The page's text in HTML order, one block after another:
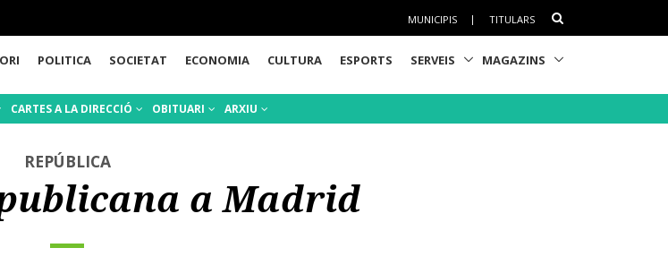
MUNICIPIS | TITULARS
POLITICA SOCIETAT ECONOMIA CULTURA ESPORTS SERVEIS MAGAZINS
CARTES A LA DIRECCIÓ OBITUARI ARXIU
REPÚBLICA
a Madrid